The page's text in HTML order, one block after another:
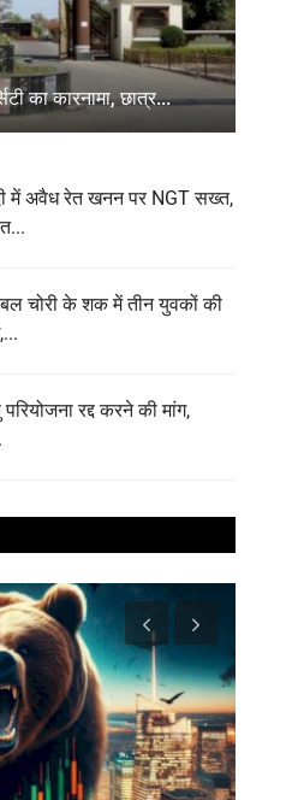
का कारनामा, छात्र...
में अवैध रेत खनन पर NGT सख्त,
चोरी के शक में तीन युवकों की
रद्द करने की मांग,